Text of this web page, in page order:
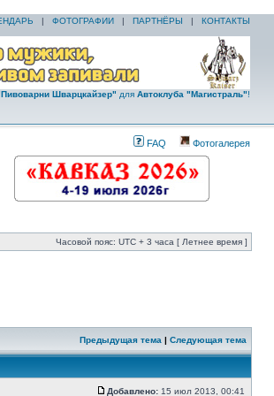
| ФОТОГРАФИИ | ПАРТНЁРЫ | КОНТАКТЫ
Шварцкайзер" для Автоклуба "Магистраль"!
FAQ Фотогалерея
Часовой пояс: UTC + 3 часа [ Летнее время ]
Предыдущая тема | Следующая тема
Добавлено: 15 июл 2013, 00:41